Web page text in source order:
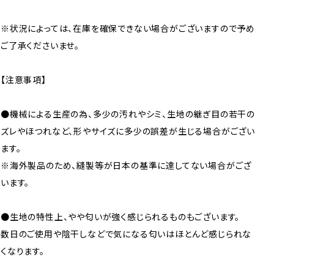
※状況によっては、在庫を確保できない場合がございますので予め
ご了承くださいませ。
【注意事項】
●機械による生産の為、多少の汚れやシミ、生地の継ぎ目の若干の
ズレやほつれなど、形やサイズに多少の誤差が生じる場合がござい
ます。
※海外製品のため、縫製等が日本の基準に達してない場合がござ
います。
●生地の特性上、やや匂いが強く感じられるものもございます。
数日のご使用や陰干しなどで気になる匂いはほとんど感じられな
くなります。